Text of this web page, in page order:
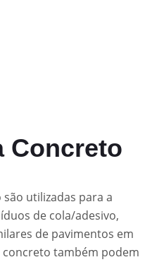
Concreto
utilizadas para a
de cola/adesivo,
de pavimentos em
também podem